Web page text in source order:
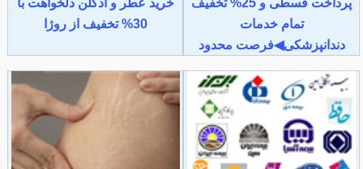
پرداخت قسطی و 25% تخفیف
تمام خدمات
دندانپزشکی◀فرصت محدود
خرید عطر و ادکلن دلخواهت با
30% تخفیف از روژا